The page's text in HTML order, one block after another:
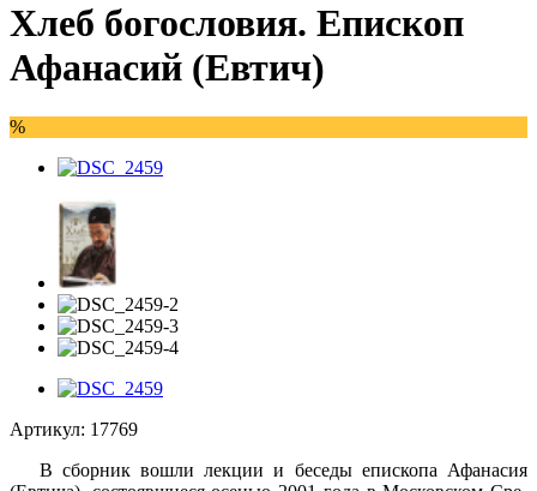
Хлеб богословия. Епископ
Афанасий (Евтич)
%
Артикул: 17769
В сборник вошли лекции и беседы епископа Афанасия